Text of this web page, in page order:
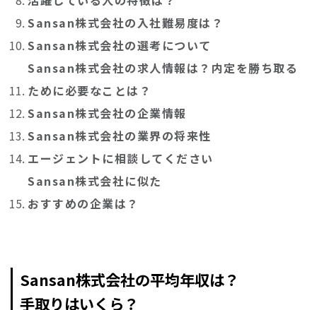
Sansan株式会社の入社難易度は？
Sansan株式会社の選考について
Sansan株式会社の求人情報は？内定を勝ち取る
ために必要なことは？
Sansan株式会社の企業情報
Sansan株式会社の業界の将来性
エージェントに相談してください
Sansan株式会社に似た
おすすめの企業は？
Sansan株式会社の平均年収は？
手取りはいくら？